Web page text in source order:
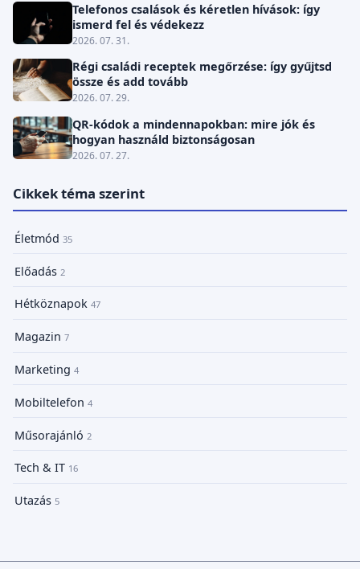
Telefonos csalások és kéretlen hívások: így
ismerd fel és védekezz
2026. 07. 31.
Régi családi receptek megőrzése: így gyűjtsd
össze és add tovább
2026. 07. 29.
QR-kódok a mindennapokban: mire jók és
hogyan használd biztonságosan
2026. 07. 27.
Cikkek téma szerint
Életmód 35
Előadás 2
Hétköznapok 47
Magazin 7
Marketing 4
Mobiltelefon 4
Műsorajánló 2
Tech & IT 16
Utazás 5